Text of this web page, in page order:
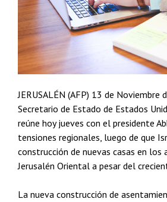
JERUSALÉN (AFP) 13 de Noviembre
Secretario de Estado de Estados
reúne hoy jueves con el presidente
tensiones regionales, luego de que
construcción de nuevas casas en los
Jerusalén Oriental a pesar del
La nueva construcción de